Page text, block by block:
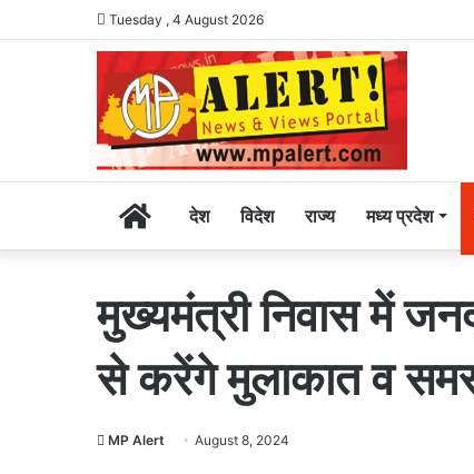
Tuesday , 4 August 2026
Homeदेश विदेश राज्य मध्य प्रदेश
मुख्यमंत्री निवास में
से करेंगे मुलाकात व
MP Alert August 8, 2024